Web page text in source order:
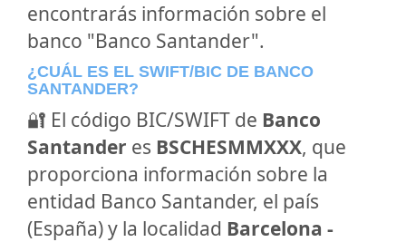
encontrarás información sobre el
banco "Banco Santander".
¿CUÁL ES EL SWIFT/BIC DE BANCO
SANTANDER?
🔐 El código BIC/SWIFT de Banco
Santander es BSCHESMMXXX, que
proporciona información sobre la
entidad Banco Santander, el país
(España) y la localidad Barcelona -